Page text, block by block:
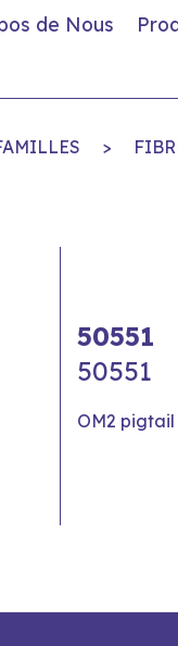
de Nous
>
50551
50551
OM2 pigtail